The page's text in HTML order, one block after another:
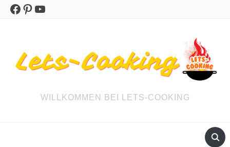
Facebook
Pinterest
YouTube
WILLKOMMEN BEI LETS-COOKING